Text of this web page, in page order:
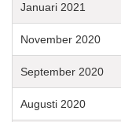
Januari 2021
November 2020
September 2020
Augusti 2020